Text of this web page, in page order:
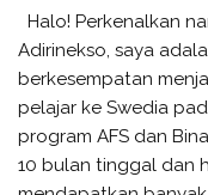
Halo! Perkenalkan
Adirinekso, saya
berkesempatan
pelajar ke Swedia
program AFS dan
10 bulan tinggal dan